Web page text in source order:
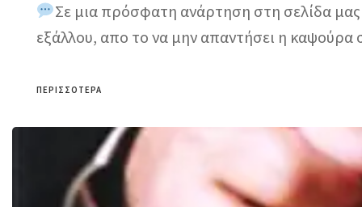
Σε μια πρόσφατη ανάρτηση στη σελίδα
εξάλλου, απο το να μην απαντήσει η καψούρα
ΠΕΡΙΣΣΌΤΕΡΑ